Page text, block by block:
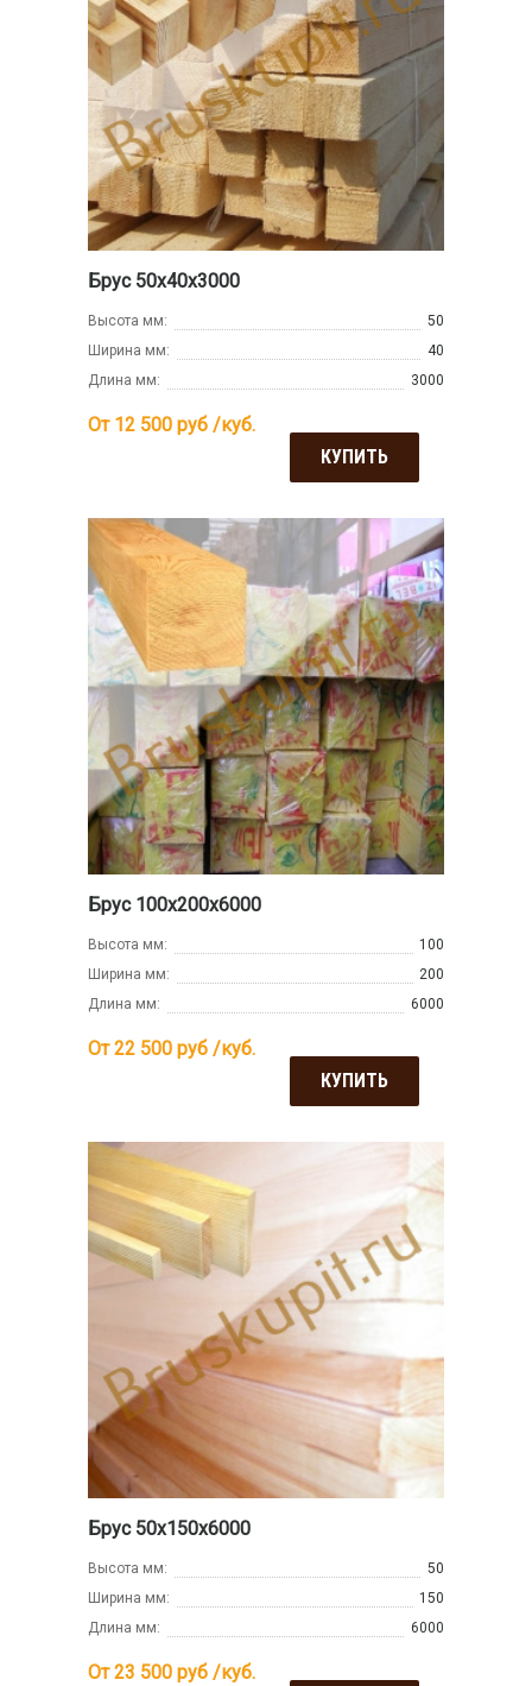
Брус 50х40х3000
Высота мм:
50
Ширина мм:
40
Длина мм:
3000
От 12 500 руб /куб.
КУПИТЬ
Брус 100х200х6000
Высота мм:
100
Ширина мм:
200
Длина мм:
6000
От 22 500 руб /куб.
КУПИТЬ
Брус 50х150х6000
Высота мм:
50
Ширина мм:
150
Длина мм:
6000
От 23 500 руб /куб.